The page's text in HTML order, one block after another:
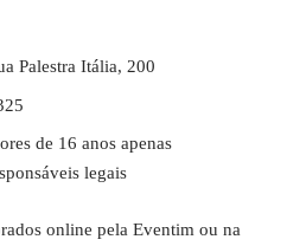
Palestra Itália, 200
de 16 anos apenas
legais
online pela Eventim ou na